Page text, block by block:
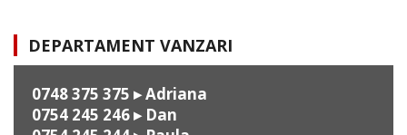
DEPARTAMENT VANZARI
0748 375 375 ▸ Adriana
0754 245 246▸ Dan